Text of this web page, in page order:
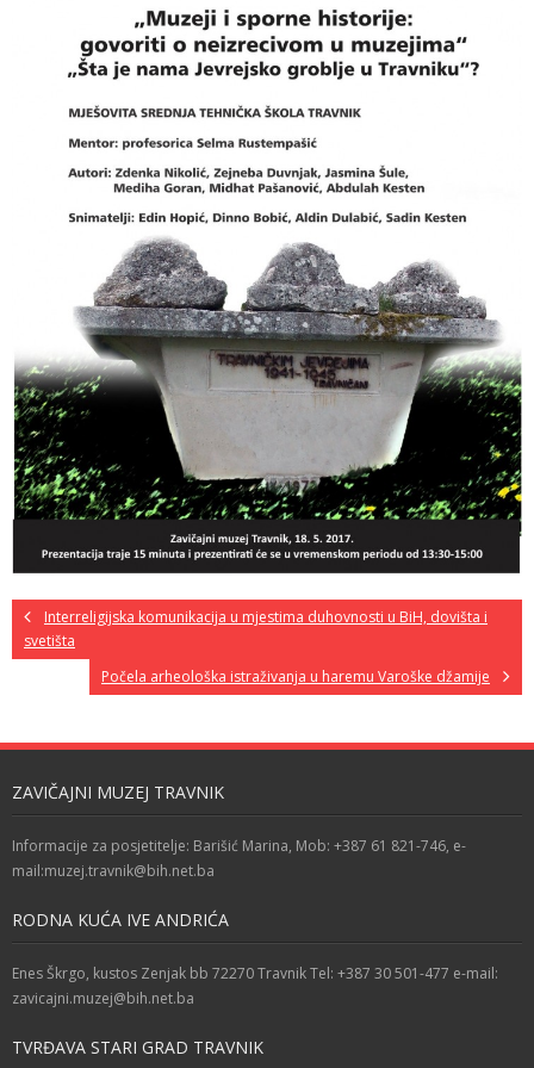
Interreligijska komunikacija u mjestima duhovnosti u BiH, dovišta i
svetišta
Počela arheološka istraživanja u haremu Varoške džamije
ZAVIČAJNI MUZEJ TRAVNIK
Informacije za posjetitelje: Barišić Marina, Mob: +387 61 821-746, e-
mail:muzej.travnik@bih.net.ba
RODNA KUĆA IVE ANDRIĆA
Enes Škrgo, kustos Zenjak bb 72270 Travnik Tel: +387 30 501-477 e-mail:
zavicajni.muzej@bih.net.ba
TVRĐAVA STARI GRAD TRAVNIK